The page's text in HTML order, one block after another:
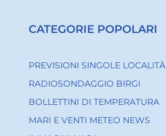
CATEGORIE POPOLARI
PREVISIONI SINGOLE LOCALITÀ
RADIOSONDAGGIO BIRGI
BOLLETTINI DI TEMPERATURA
MARI E VENTI METEO NEWS